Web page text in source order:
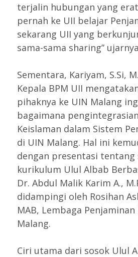
terjalin hubungan yang
pernah ke UII belajar
sekarang UII yang
sama-sama sharing”
Sementara, Kariyam, S.Si,
Kepala BPM UII
pihaknya ke UIN Malang
bagaimana
Keislaman dalam Sistem
di UIN Malang. Hal ini
dengan presentasi tentang
kurikulum Ulul Albab
Dr. Abdul Malik Karim A.,
didampingi oleh Rosihan
MAB, Lembaga
Malang.
Ciri utama dari sosok Ulul